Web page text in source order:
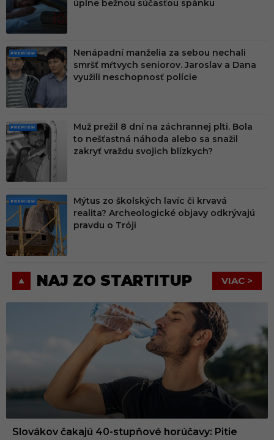
M
úplne bežnou súčasťou spánku
PRE
MIU
M
Nenápadní manželia za sebou nechali
smršť mŕtvych seniorov. Jaroslav a Dana
využili neschopnosť polície
PRE
MIU
M
Muž prežil 8 dní na záchrannej plti. Bola
to nešťastná náhoda alebo sa snažil
zakryť vraždu svojich blízkych?
PRE
MIU
M
Mýtus zo školských lavíc či krvavá
realita? Archeologické objavy odkrývajú
pravdu o Tróji
NAJ ZO STARTITUP VIAC >
Slovákov čakajú 40-stupňové horúčavy: Pitie